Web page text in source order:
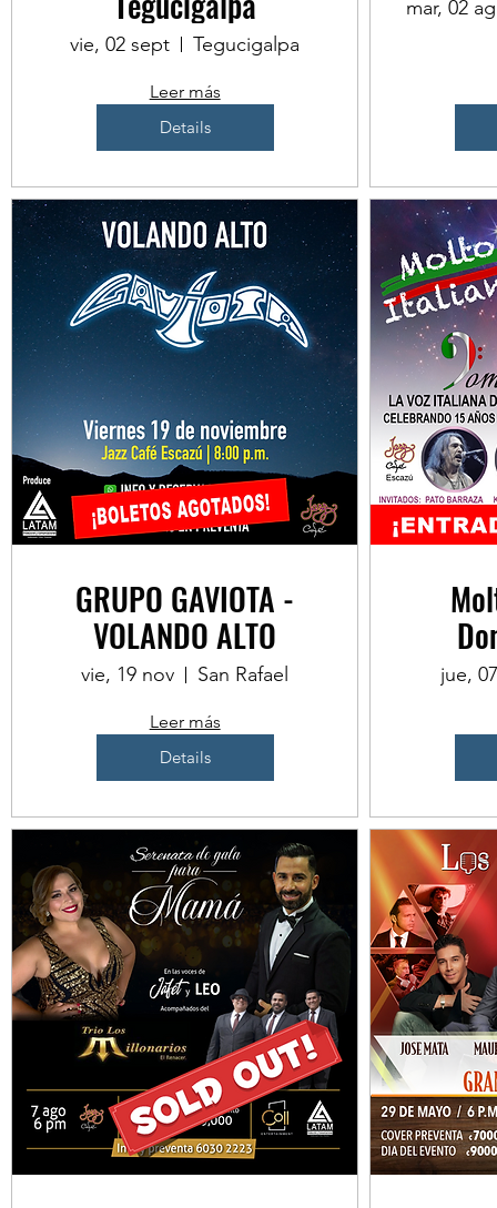
vie, 02 sept Tegucigalpa
Leer más
Details
mar, 02
GRUPO GAVIOTA -
VOLANDO ALTO
vie, 19 nov San Rafael
Leer más
Details
jue,